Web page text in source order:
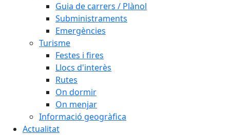
Guia de carrers / Plànol
Subministraments
Emergències
Turisme
Festes i fires
Llocs d'interès
Rutes
On dormir
On menjar
Informació geogràfica
Actualitat